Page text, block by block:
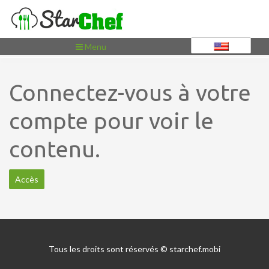
Toggle
navigation
Menu
Connectez-vous à votre
compte pour voir le
contenu.
Accès
Tous les droits sont réservés © starchef.mobi